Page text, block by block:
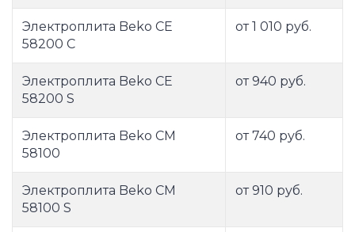
Электроплита Beko CE
58200 C
от 1 010 руб.
Электроплита Beko CE
58200 S
от 940 руб.
Электроплита Beko CM
58100
от 740 руб.
Электроплита Beko CM
58100 S
от 910 руб.